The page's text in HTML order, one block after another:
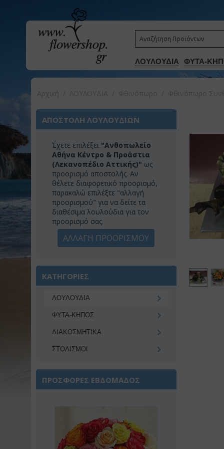
ΛΟΥΛΟΥΔΙΑ ΦΥΤΑ-
ΑΠΟΣΤΟΛΗ ΛΟΥΛΟΥΔΙΩΝ
Έχετε επιλέξει "Ανθοπωλείο
Αθήνα Κέντρο & Προάστια
(Λεκανοπέδιο Αττικής)" ως
προορισμό αποστολής. Αν
θέλετε διαφορετικό προορισμό,
παρακαλώ επιλέξτε "αλλαγή
προορισμού" για να δείτε τα
διαθέσιμα λουλούδια για τον
προορισμό σας.
ΑΛΛΑΓΗ ΠΡΟΟΡΙΣΜΟΥ
ΚΑΤΗΓΟΡΙΕΣ
ΛΟΥΛΟΥΔΙΑ
ΦΥΤΑ-ΚΗΠΟΣ
ΔΙΑΚΟΣΜΗΤΙΚA
ΣΤΟΛΙΣΜΟΙ
ΠΡΟΣΦΟΡΕΣ ΕΒΔΟΜΑΔΟΣ